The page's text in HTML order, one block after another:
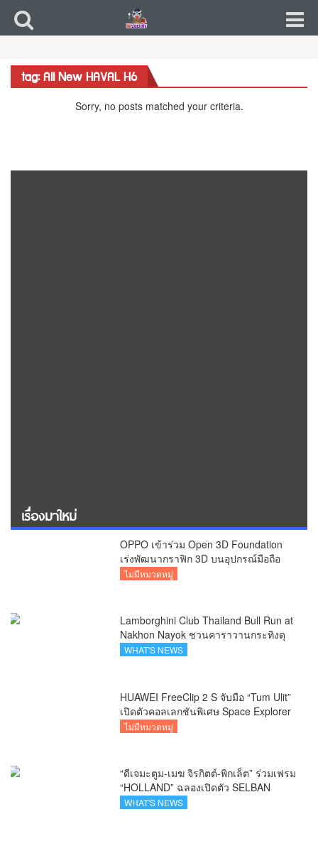
tag: All New HAVAL H6
Sorry, no posts matched your criteria.
เรื่องมาใหม่
OPPO เข้าร่วม Open 3D Foundation
เร่งพัฒนากราฟิก 3D บนอุปกรณ์มือถือ
ไม่มีหมวดหมู่
Lamborghini Club Thailand Bull Run at
Nakhon Nayok ชวนคาราวานกระทิงดุ
สัมผัสธรรมชาติเมืองรอง ณ นครนายก
WHAT'S NEWS
HUAWEI FreeClip 2 S จับมือ “Tum Ulit”
เปิดตัวคอลเลกชันพิเศษ Space Explorer
ถ่ายทอดศิลปะบนเคสหูฟัง
ไม่มีหมวดหมู่
“ดีเจมะตูม-เมฆ จิรกิตต์-พิกเล็ต” ร่วมเฟรม
“HOLLAND” ฉลองเปิดตัว SELBAN
แบรนด์แฟชั่นครีเอทีฟ เชื่อมคัลเจอร์ไทย-
WHAT'S NEWS